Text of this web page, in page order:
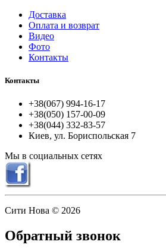
Доставка
Оплата и возврат
Видео
Фото
Контакты
Контакты
+38(067) 994-16-17
+38(050) 157-00-09
+38(044) 332-83-57
Киев, ул. Бориспольская 7
Мы в социальных сетях
Сити Нова © 2026
Обратный звонок